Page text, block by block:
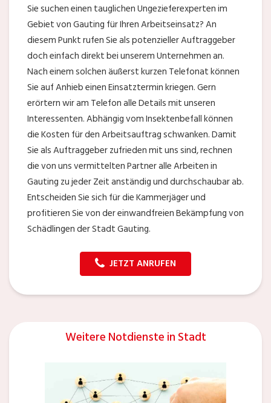
Sie suchen einen tauglichen Ungezieferexperten im
Gebiet von Gauting für Ihren Arbeitseinsatz? An
diesem Punkt rufen Sie als potenzieller Auftraggeber
doch einfach direkt bei unserem Unternehmen an.
Nach einem solchen äußerst kurzen Telefonat können
Sie auf Anhieb einen Einsatztermin kriegen. Gern
erörtern wir am Telefon alle Details mit unseren
Interessenten. Abhängig vom Insektenbefall können
die Kosten für den Arbeitsauftrag schwanken. Damit
Sie als Auftraggeber zufrieden mit uns sind, rechnen
die von uns vermittelten Partner alle Arbeiten in
Gauting zu jeder Zeit anständig und durchschaubar ab.
Entscheiden Sie sich für die Kammerjäger und
profitieren Sie von der einwandfreien Bekämpfung von
Schädlingen der Stadt Gauting.
JETZT ANRUFEN
Weitere Notdienste in Stadt